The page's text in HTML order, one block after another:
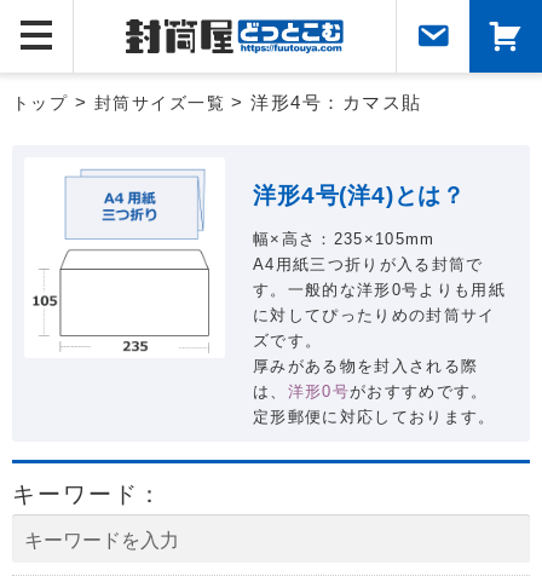
トップ > 封筒サイズ一覧 > 洋形4号：カマス貼
洋形4号(洋4)とは？
幅×高さ：235×105mm
A4用紙三つ折りが入る封筒で
す。一般的な洋形0号よりも用紙
に対してぴったりめの封筒サイ
ズです。
厚みがある物を封入される際
は、 洋形0号がおすすめです。
定形郵便に対応しております。
キーワード：